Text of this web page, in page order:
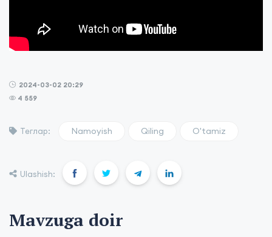
2024-03-02 20:29
4 559
Теглар: Namoyish Qiling O'tamiz
Ulashish:
Mavzuga doir